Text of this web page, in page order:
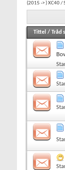
(2015 -> ) XC40 /
Tittel / Tråd